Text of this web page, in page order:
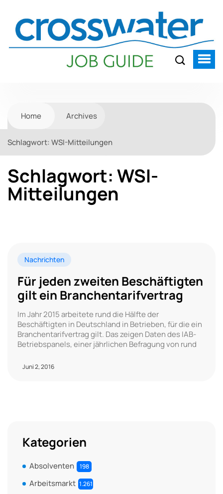
Home Archives
Schlagwort: WSI-Mitteilungen
Schlagwort: WSI-
Mitteilungen
Nachrichten
Für jeden zweiten Beschäftigten
gilt ein Branchentarifvertrag
Im Jahr 2015 arbeitete rund die Hälfte der
Beschäftigten in Deutschland in Betrieben, für die ein
Branchentarifvertrag gilt. Das zeigen Daten des IAB-
Betriebspanels, einer jährlichen Befragung von rund
Juni 2, 2016
Kategorien
Absolventen 198
Arbeitsmarkt 1.261